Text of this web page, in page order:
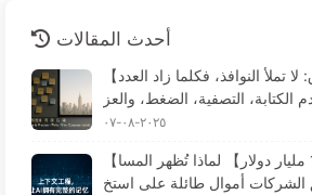
أحدث المقالات
【ترجمة】هندسة السياق: لا تملأ النوافذ، فكلما زاد العدد
الكتابة، التصفية، الضغط، والعز
التي تخلق الارتباك - تعلم الذ
٢٠٢٥-٠٨-٠٧
【درس مؤلم بقيمة 100 مليار دولار】 لماذا تُظهر المسا
الشركات أموال طائلة على استخ